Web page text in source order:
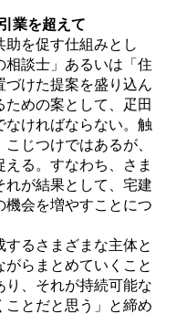
業を超えて
を促す仕組みとし
談士」あるいは「住
づけた提案を盛り込ん
めの案として、疋田
ければならない。触
じつけではあるが、
る。すなわち、さま
れが結果として、宅建
会を増やすことにつ
るさまざまな主体と
がらまとめていくこと
、それが持続可能な
ことだと思う」と締め